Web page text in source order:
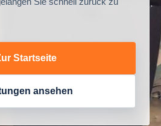
Startseite
ansehen